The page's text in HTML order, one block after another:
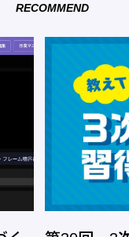
RECOMMEND